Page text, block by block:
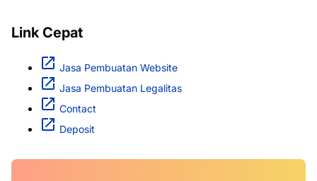
Link Cepat
Jasa Pembuatan Website
Jasa Pembuatan Legalitas
Contact
Deposit